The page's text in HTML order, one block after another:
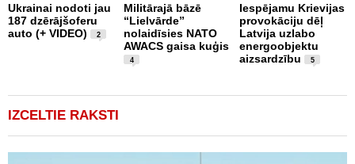
Ukrainai nodoti jau
187 dzērājšoferu
auto (+ VIDEO)
2
Militārajā bāzē
“Lielvārde”
nolaidīsies NATO
AWACS gaisa kuģis
4
Iespējamu Krievijas
provokāciju dēļ
Latvija uzlabo
energoobjektu
aizsardzību
5
IZCELTIE RAKSTI